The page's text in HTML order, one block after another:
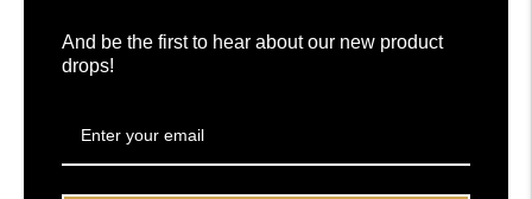
Anmeldelser
And be the first to hear about our new product
drops!